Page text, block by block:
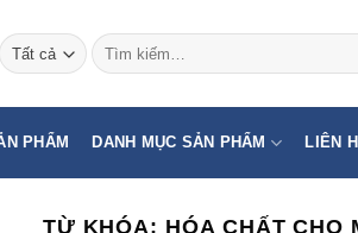
Tìm
kiếm:
PHẨM DANH MỤC SẢN PHẨM LIÊN
TỪ KHÓA: HÓA CHẤT CHO